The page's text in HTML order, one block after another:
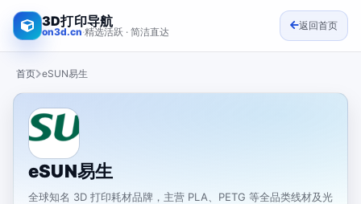
3D打印导航
on3d.cn·精选活跃 · 简洁直达
返回首页
首页 eSUN易生
eSUN易生
全球知名 3D 打印耗材品牌，主营 PLA、PETG 等全品类线材及光